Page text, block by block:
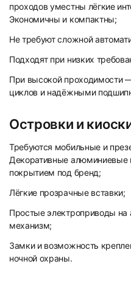
проходов уместны лёгкие
Экономичны и компактны;
Не требуют сложной
Подходят при низких
При высокой проходимости
циклов и надёжными
Островки и
Требуются мобильные и
Декоративные
покрытием под бренд;
Лёгкие прозрачные вставки;
Простые электроприводы на
механизм;
Замки и возможность
ночной охраны.